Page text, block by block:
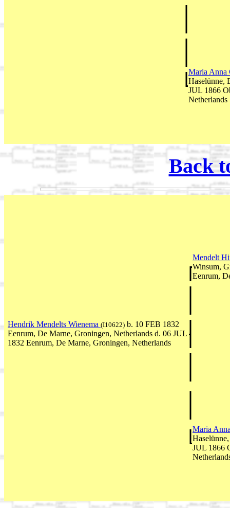
Maria Anna
Haselünne,
JUL 1866
Netherlands
Back
Mendelt
Winsum,
Eenrum,
Hendrik Mendelts Wienema (I10622) b. 10 FEB 1832
Eenrum, De Marne, Groningen, Netherlands d. 06 JUL
1832 Eenrum, De Marne, Groningen, Netherlands
Maria
JUL 1866